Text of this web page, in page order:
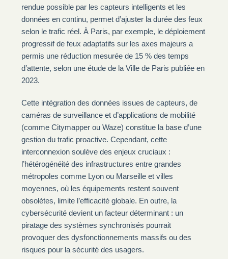
rendue possible par les capteurs intelligents et les
données en continu, permet d’ajuster la durée des feux
selon le trafic réel. À Paris, par exemple, le déploiement
progressif de feux adaptatifs sur les axes majeurs a
permis une réduction mesurée de 15 % des temps
d’attente, selon une étude de la Ville de Paris publiée en
2023.
Cette intégration des données issues de capteurs, de
caméras de surveillance et d’applications de mobilité
(comme Citymapper ou Waze) constitue la base d’une
gestion du trafic proactive. Cependant, cette
interconnexion soulève des enjeux cruciaux :
l’hétérogénéité des infrastructures entre grandes
métropoles comme Lyon ou Marseille et villes
moyennes, où les équipements restent souvent
obsolètes, limite l’efficacité globale. En outre, la
cybersécurité devient un facteur déterminant : un
piratage des systèmes synchronisés pourrait
provoquer des dysfonctionnements massifs ou des
risques pour la sécurité des usagers.